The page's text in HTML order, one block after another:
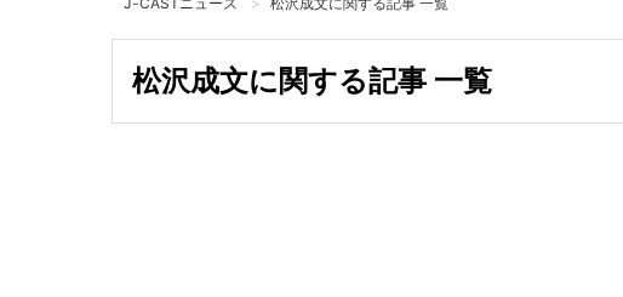
松沢成文に関する記事 一覧